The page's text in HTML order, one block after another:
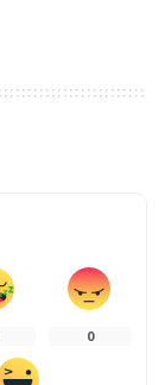
0